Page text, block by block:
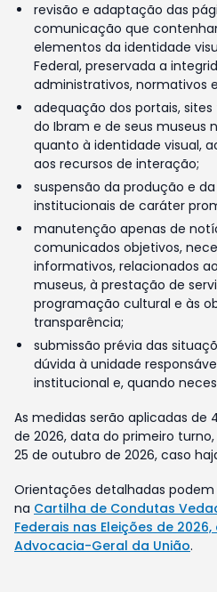
revisão e adaptação das
comunicação que
elementos da identidade
Federal, preservada a
administrativos, normativos
adequação dos portais,
do Ibram e de seus museus
quanto à identidade visual,
aos recursos de interação;
suspensão da produção e
institucionais de caráter
manutenção apenas de
comunicados objetivos,
informativos, relacionados
museus, à prestação de
programação cultural e às
transparência;
submissão prévia das
dúvida à unidade
institucional e, quando
As medidas serão aplicadas de
de 2026, data do primeiro
25 de outubro de 2026, caso
Orientações detalhadas
na Cartilha de Condutas
Federais nas Eleições de
Advocacia-Geral da União.